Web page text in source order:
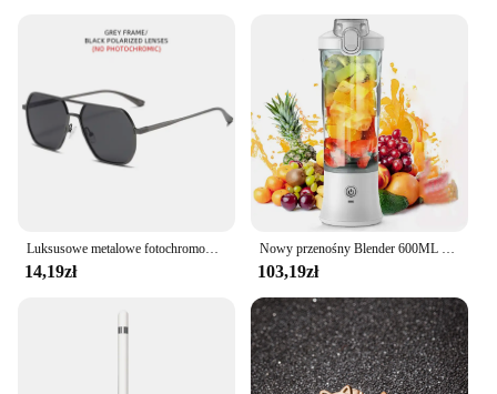
Luksusowe metalowe fotochromowe okulary przeciwsłoneczne mężczyźni kobiety moda spolaryzowane okulary przeciwsłoneczne stylowe kameleon przeciwodblaskowe okulary do jazdy UV400
14,19zł
Nowy przenośny Blender 600ML elektryczna sokowirówka miksery do owoców 4000mAh USB akumulator Smoothie Mini Blender osobiste sokowirówka colorf
103,19zł